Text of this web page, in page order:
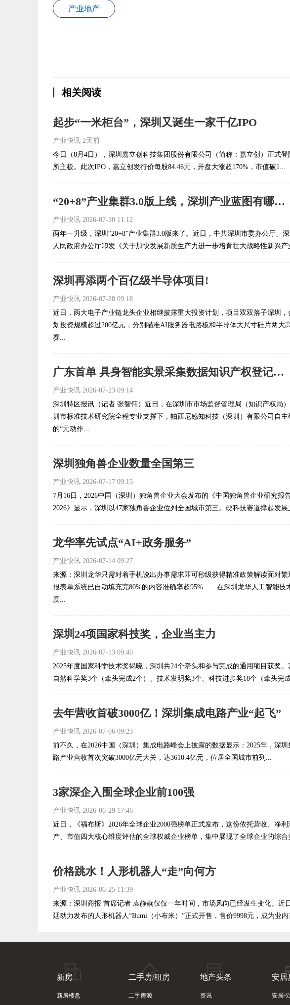
产业地产
相关阅读
起步“一米柜台”，深圳又诞生一家千亿IPO
产业快讯 2天前
今日（8月4日），深圳嘉立创科技集团股份有限公司（简称：嘉立创）正式登
所主板。此次IPO，嘉立创发行价每股84.46元，开盘大涨超170%，市值破1...
“20+8”产业集群3.0版上线，深圳产业蓝图有哪些新变化？
产业快讯 2026-07-30 11:12
两年一升级，深圳“20+8”产业集群3.0版来了。近日，中共深圳市委办公厅、
人民政府办公厅印发《关于加快发展新质生产力进一步培育壮大战略性新兴产
深圳再添两个百亿级半导体项目!
产业快讯 2026-07-28 09:18
近日，两大电子产业链龙头企业相继披露重大投资计划，项目双双落子深圳，
划投资规模超过200亿元，分别瞄准AI服务器电路板和半导体大尺寸硅片两大
赛...
广东首单 具身智能实景采集数据知识产权登记落地深圳
产业快讯 2026-07-23 09:14
深圳特区报讯（记者 张智伟）近日，在深圳市市场监督管理局（知识产权局
圳市标准技术研究院全程专业支撑下，帕西尼感知科技（深圳）有限公司自主
的“元动作...
深圳独角兽企业数量全国第三
产业快讯 2026-07-17 09:15
7月16日，2026中国（深圳）独角兽企业大会发布的《中国独角兽企业研究报
2026》显示，深圳以47家独角兽企业位列全国城市第三。硬科技赛道撑起发展
龙华率先试点“AI+政务服务”
产业快讯 2026-07-14 09:27
来源：深圳龙华只需对着手机说出办事需求即可秒级获得精准政策解读面对繁
报表单系统已自动填充完80%的内容准确率超95%……在深圳龙华人工智能技
度...
深圳24项国家科技奖，企业当主力
产业快讯 2026-07-13 09:40
2025年度国家科学技术奖揭晓，深圳共24个牵头和参与完成的通用项目获奖。
自然科学奖3个（牵头完成2个）、技术发明奖3个、科技进步奖18个（牵头完
去年营收首破3000亿！深圳集成电路产业“起飞”
产业快讯 2026-07-06 09:23
前不久，在2026中国（深圳）集成电路峰会上披露的数据显示：2025年，深圳
路产业营收首次突破3000亿元大关，达3610.4亿元，位居全国城市前列...
3家深企入围全球企业前100强
产业快讯 2026-06-29 17:46
近日，《福布斯》2026年全球企业2000强榜单正式发布，这份依托营收、净利
产、市值四大核心维度评估的全球权威企业榜单，集中展现了全球企业的综合
价格跳水！人形机器人“走”向何方
产业快讯 2026-06-25 11:39
来源：深圳商报 首席记者 袁静娴仅仅一年时间，市场风向已经发生变化。近
延动力发布的人形机器人“Bumi（小布米）”正式开售，售价9998元，成为业
新房
新房楼盘
二手房/租房
二手房源
地产头条
资讯
安居
安居/